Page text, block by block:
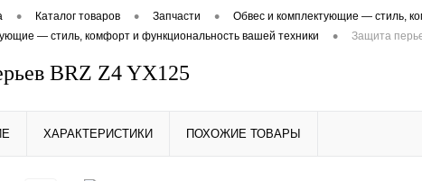
• Каталог товаров • Запчасти •
Обвес и комплектующие — стиль,
— стиль, комфорт и функциональность вашей техники
• Защита
BRZ Z4 YX125
ХАРАКТЕРИСТИКИ ПОХОЖИЕ ТОВАРЫ